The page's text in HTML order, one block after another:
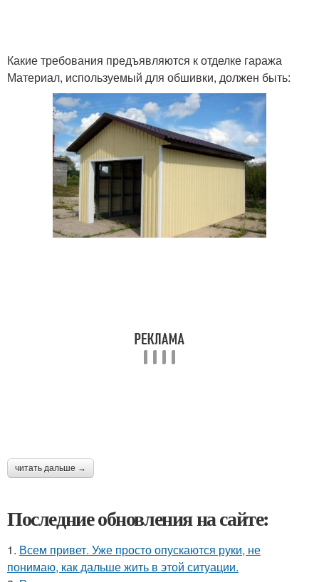
Какие требования предъявляются к отделке гаража
Материал, используемый для обшивки, должен быть:
читать дальше →
Последние обновления на сайте:
1. Всем привет. Уже просто опускаются руки, не
понимаю, как дальше жить в этой ситуации.